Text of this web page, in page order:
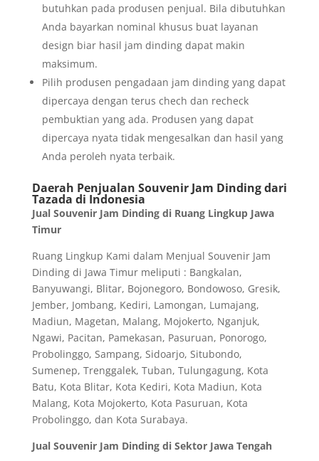
butuhkan pada produsen penjual. Bila dibutuhkan
Anda bayarkan nominal khusus buat layanan
design biar hasil jam dinding dapat makin
maksimum.
Pilih produsen pengadaan jam dinding yang dapat
dipercaya dengan terus chech dan recheck
pembuktian yang ada. Produsen yang dapat
dipercaya nyata tidak mengesalkan dan hasil yang
Anda peroleh nyata terbaik.
Daerah Penjualan Souvenir Jam Dinding dari
Tazada di Indonesia
Jual Souvenir Jam Dinding di Ruang Lingkup Jawa
Timur
Ruang Lingkup Kami dalam Menjual Souvenir Jam
Dinding di Jawa Timur meliputi : Bangkalan,
Banyuwangi, Blitar, Bojonegoro, Bondowoso, Gresik,
Jember, Jombang, Kediri, Lamongan, Lumajang,
Madiun, Magetan, Malang, Mojokerto, Nganjuk,
Ngawi, Pacitan, Pamekasan, Pasuruan, Ponorogo,
Probolinggo, Sampang, Sidoarjo, Situbondo,
Sumenep, Trenggalek, Tuban, Tulungagung, Kota
Batu, Kota Blitar, Kota Kediri, Kota Madiun, Kota
Malang, Kota Mojokerto, Kota Pasuruan, Kota
Probolinggo, dan Kota Surabaya.
Jual Souvenir Jam Dinding di Sektor Jawa Tengah